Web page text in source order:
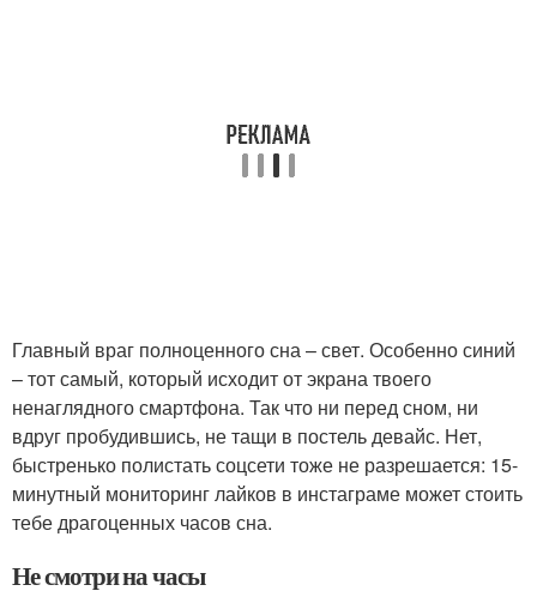
Главный враг полноценного сна – свет. Особенно синий
– тот самый, который исходит от экрана твоего
ненаглядного смартфона. Так что ни перед сном, ни
вдруг пробудившись, не тащи в постель девайс. Нет,
быстренько полистать соцсети тоже не разрешается: 15-
минутный мониторинг лайков в инстаграме может стоить
тебе драгоценных часов сна.
Не смотри на часы